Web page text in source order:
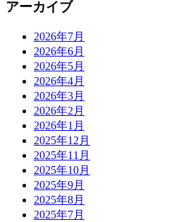
アーカイブ
2026年7月
2026年6月
2026年5月
2026年4月
2026年3月
2026年2月
2026年1月
2025年12月
2025年11月
2025年10月
2025年9月
2025年8月
2025年7月